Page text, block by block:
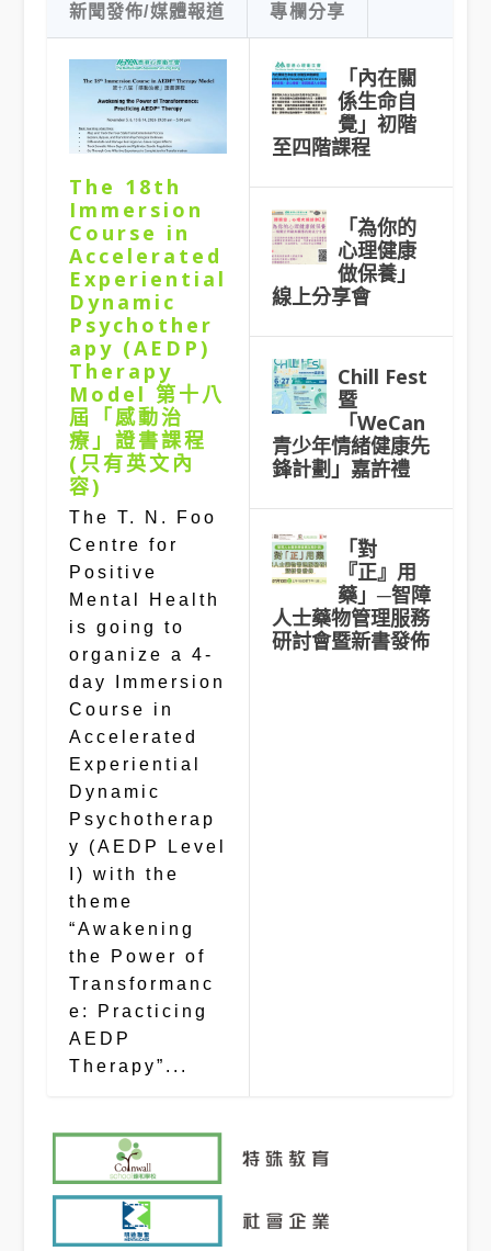
新聞發佈/媒體報道 專欄分享
The 18th
Immersion
Course in
Accelerated
Experiential
Dynamic
Psychother
apy (AEDP)
Therapy
Model 第十八
屆「感動治
療」證書課程
(只有英文內
容)
The T. N. Foo
Centre for
Positive
Mental Health
is going to
organize a 4-
day Immersion
Course in
Accelerated
Experiential
Dynamic
Psychotherap
y (AEDP Level
I) with the
theme
“Awakening
the Power of
Transformanc
e: Practicing
AEDP
Therapy”...
「內在關
係生命自
覺」初階
至四階課程
「為你的
心理健康
做保養」
線上分享會
Chill Fest
暨
「WeCan
青少年情緒健康先
鋒計劃」嘉許禮
「對
『正』用
藥」─智障
人士藥物管理服務
研討會暨新書發佈